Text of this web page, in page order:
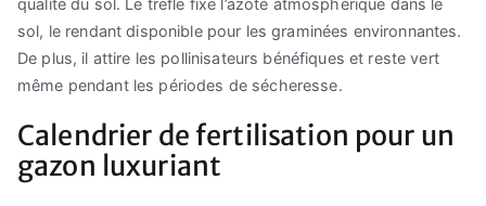
qualité du sol. Le trèfle fixe l’azote atmosphérique dans le
sol, le rendant disponible pour les graminées environnantes.
De plus, il attire les pollinisateurs bénéfiques et reste vert
même pendant les périodes de sécheresse.
Calendrier de fertilisation pour un
gazon luxuriant